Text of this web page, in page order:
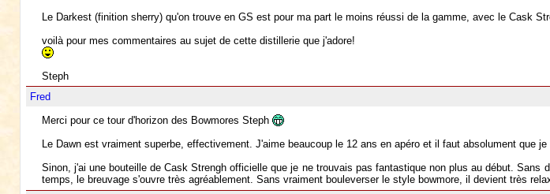
Le Darkest (finition sherry) qu'on trouve en GS est pour ma part le moins réussi de la gamme, avec le Cask
voilà pour mes commentaires au sujet de cette distillerie que j'adore!
Steph
Fred
Merci pour ce tour d'horizon des Bowmores Steph
Le Dawn est vraiment superbe, effectivement. J'aime beaucoup le 12 ans en apéro et il faut absolument que
Sinon, j'ai une bouteille de Cask Strengh officielle que je ne trouvais pas fantastique non plus au début.
temps, le breuvage s'ouvre très agréablement. Sans vraiment bouleverser le style bowmore, il devient très